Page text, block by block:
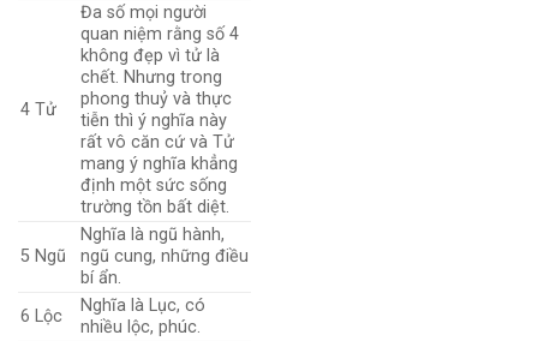
4 Tử
Đa số mọi người
quan niệm rằng số 4
không đẹp vì tử là
chết. Nhưng trong
phong thuỷ và thực
tiễn thì ý nghĩa này
rất vô căn cứ và Tử
mang ý nghĩa khẳng
định một sức sống
trường tồn bất diệt.
5 Ngũ
Nghĩa là ngũ hành,
ngũ cung, những điều
bí ẩn.
6 Lộc
Nghĩa là Lục, có
nhiều lộc, phúc.